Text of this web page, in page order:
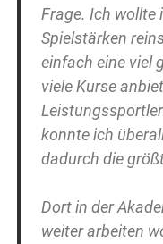
Frage. Ich wollte
Spielstärken
einfach eine viel
viele Kurse
konnte ich
dadurch die
Dort in der
weiter arbeiten